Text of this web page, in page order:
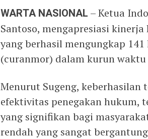
WARTA NASIONAL – Ketua
Santoso, mengapresiasi
yang berhasil mengungkap
(curanmor) dalam kurun
Menurut Sugeng,
efektivitas penegakan hukum,
yang signifikan bagi
rendah yang sangat